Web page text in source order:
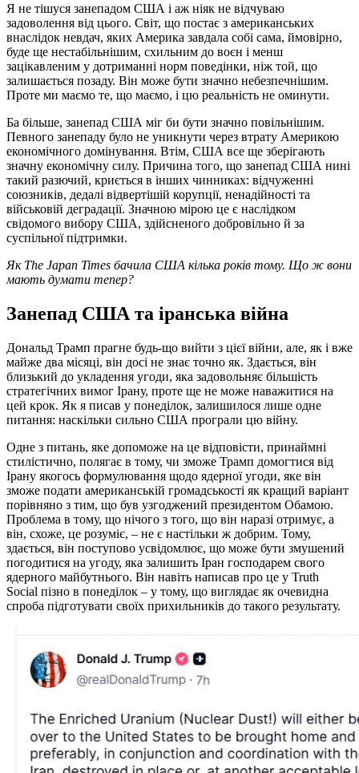
Я не тішуся занепадом США і аж ніяк не відчуваю
задоволення від цього. Світ, що постає з американських
внаслідок невдач, яких Америка завдала собі сама, ймовірно,
буде ще нестабільнішим, схильним до воєн і менш
зацікавленим у дотриманні норм поведінки, ніж той, що
залишається позаду. Він може бути значно небезпечнішим.
Проте ми маємо те, що маємо, і цю реальність не оминути.
Ба більше, занепад США міг би бути значно повільнішим.
Певного занепаду було не уникнути через втрату Америкою
економічного домінування. Втім, США все ще зберігають
значну економічну силу. Причина того, що занепад США нині
такий разючий, криється в інших чинниках: відчуженні
союзників, дедалі відвертішій корупції, ненадійності та
військовій деградації. Значною мірою це є наслідком
свідомого вибору США, здійсненого добровільно й за
суспільної підтримки.
Як The Japan Times бачила США кілька років тому. Що ж вони
мають думати тепер?
Занепад США та іранська війна
Дональд Трамп прагне будь-що вийти з цієї війни, але, як і вже
майже два місяці, він досі не знає точно як. Здається, він
близький до укладення угоди, яка задовольняє більшість
стратегічних вимог Ірану, проте ще не може наважитися на
цей крок. Як я писав у понеділок, залишилося лише одне
питання: наскільки сильно США програли цю війну.
Одне з питань, яке допоможе на це відповісти, принаймні
стилістично, полягає в тому, чи зможе Трамп домогтися від
Ірану якогось формулювання щодо ядерної угоди, яке він
зможе подати американській громадськості як кращий варіант
порівняно з тим, що був узгоджений президентом Обамою.
Проблема в тому, що нічого з того, що він наразі отримує, а
він, схоже, це розуміє, – не є настільки ж добрим. Тому,
здається, він поступово усвідомлює, що може бути змушений
погодитися на угоду, яка залишить Іран господарем свого
ядерного майбутнього. Він навіть написав про це у Truth
Social пізно в понеділок – у тому, що виглядає як очевидна
спроба підготувати своїх прихильників до такого результату.